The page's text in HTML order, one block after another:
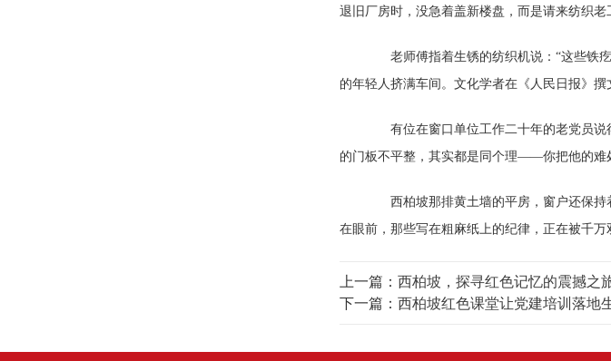
退旧厂房时，没急着盖新楼盘，而是请来纺织老
老师傅指着生锈的纺织机说：“这些铁疙
的年轻人挤满车间。文化学者在《人民日报》撰
有位在窗口单位工作二十年的老党员说
的门板不平整，其实都是同个理——你把他的难
西柏坡那排黄土墙的平房，窗户还保持
在眼前，那些写在粗麻纸上的纪律，正在被千万
上一篇： 西柏坡，探寻红色记忆的震撼之
下一篇： 西柏坡红色课堂让党建培训落地